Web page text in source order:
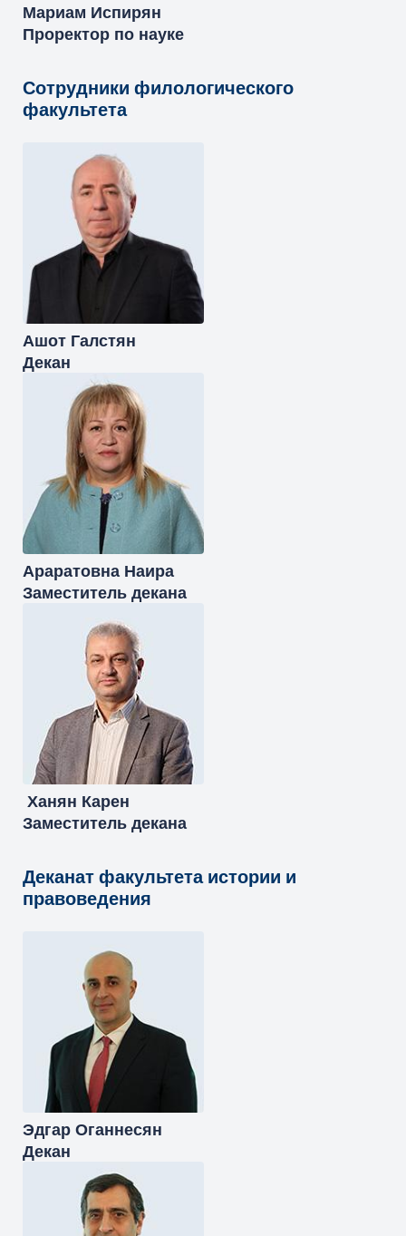
Мариам Испирян
Проректор по науке
Сотрудники филологического
факультета
Ашот Галстян
Декан
Араратовна Наира
Заместитель декана
Ханян Карен
Заместитель декана
Деканат факультета истории и
правоведения
Эдгар Оганнесян
Декан